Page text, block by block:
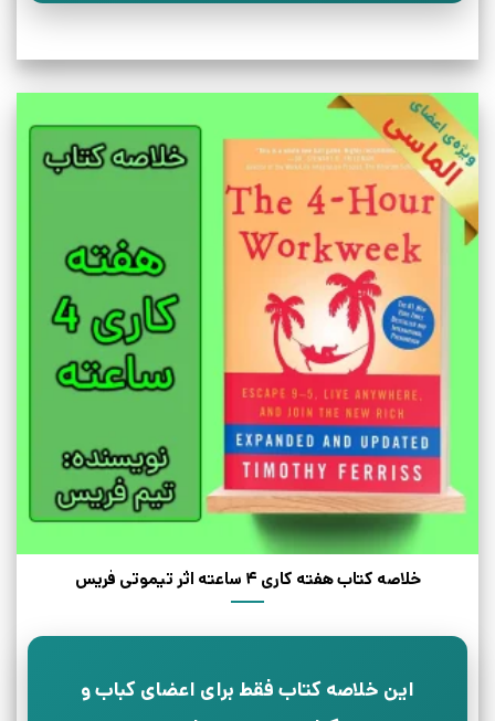
خلاصه کتاب هفته کاری 4 ساعته اثر تیموتی فریس
این خلاصه کتاب فقط برای اعضای کباب و